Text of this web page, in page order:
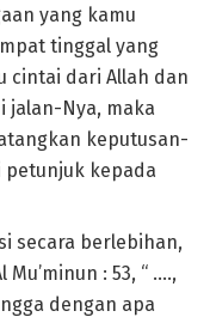
yang kamu
tinggal yang
cintai dari Allah dan
jalan-Nya, maka
keputusan-
petunjuk kepada
secara berlebihan,
: 53, “ ….,
dengan apa